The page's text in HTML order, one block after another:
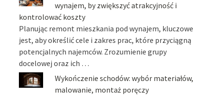
wynajem, by zwiększyć atrakcyjność i
kontrolować koszty
Planując remont mieszkania pod wynajem, kluczowe
jest, aby określić cele i zakres prac, które przyciągną
potencjalnych najemców. Zrozumienie grupy
docelowej oraz ich …
Wykończenie schodów: wybór materiałów,
malowanie, montaż poręczy